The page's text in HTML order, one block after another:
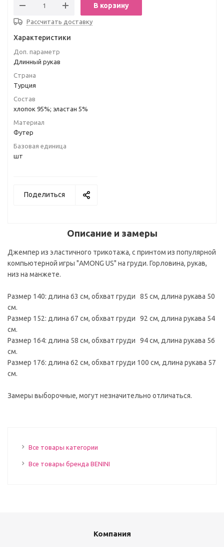
В корзину
Рассчитать доставку
Характеристики
Доп. параметр
Длинный рукав
Страна
Турция
Состав
хлопок 95%; эластан 5%
Материал
Футер
Базовая единица
шт
Поделиться
Описание и замеры
Джемпер из эластичного трикотажа, с принтом из популярной
компьютерной игры "AMONG US" на груди. Горловина, рукав,
низ на манжете.
Размер 140: длина 63 см, обхват груди 85 см, длина рукава 50
см.
Размер 152: длина 67 см, обхват груди 92 см, длина рукава 54
см.
Размер 164: длина 58 см, обхват груди 94 см, длина рукава 56
см.
Размер 176: длина 62 см, обхват груди 100 см, длина рукава 57
см.
Замеры выборочные, могут незначительно отличаться.
Все товары категории
Все товары бренда BENINI
Компания